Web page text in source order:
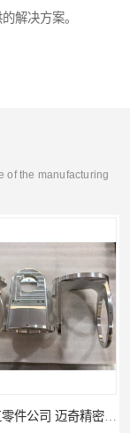
解决方案。
of the manufacturing